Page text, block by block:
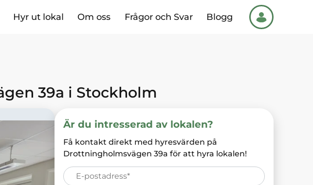
Hyr ut lokal Om oss Frågor och Svar Blogg
39a i Stockholm
Är du intresserad av lokalen?
Få kontakt direkt med hyresvärden på
Drottningholmsvägen 39a för att hyra lokalen!
E-
post*